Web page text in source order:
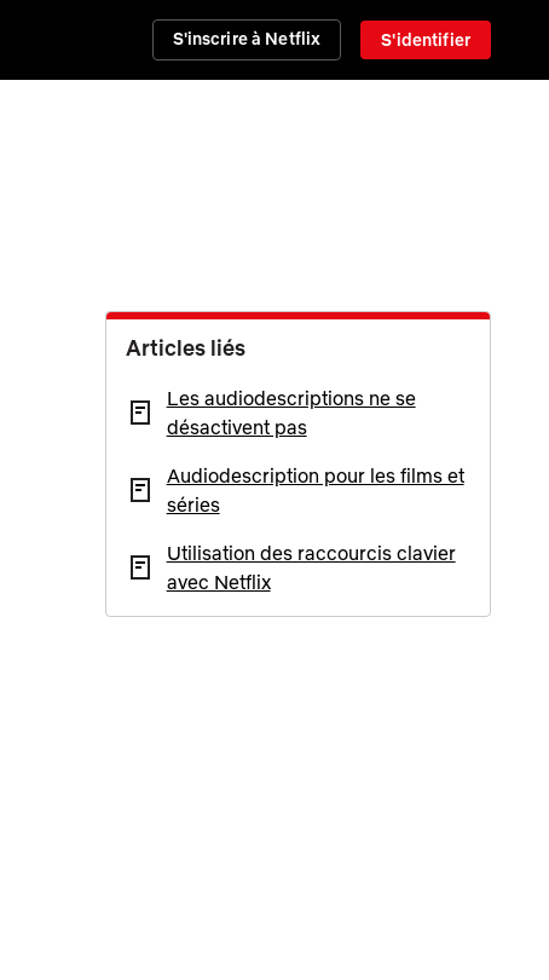
S'inscrire à Netflix S'identifier
Articles liés
Les audiodescriptions ne se
désactivent pas
Audiodescription pour les films et
séries
Utilisation des raccourcis clavier
avec Netflix